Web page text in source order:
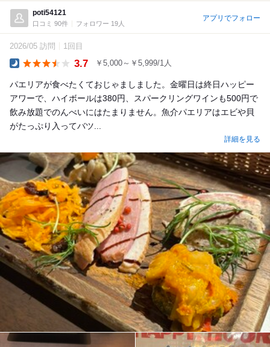
poti54121
口コミ 90件 フォロワー 19人
アプリでフォロー
2026/05 訪問 1回目
3.7 ￥5,000～￥5,999/1人
パエリアが食べたくておじゃましました。金曜日は終日ハッピー
アワーで、ハイボールは380円、スパークリングワインも500円で
飲み放題でのんべいにはたまりません。魚介パエリアはエビや貝
がたっぷり入ってバツ...
詳細を見る